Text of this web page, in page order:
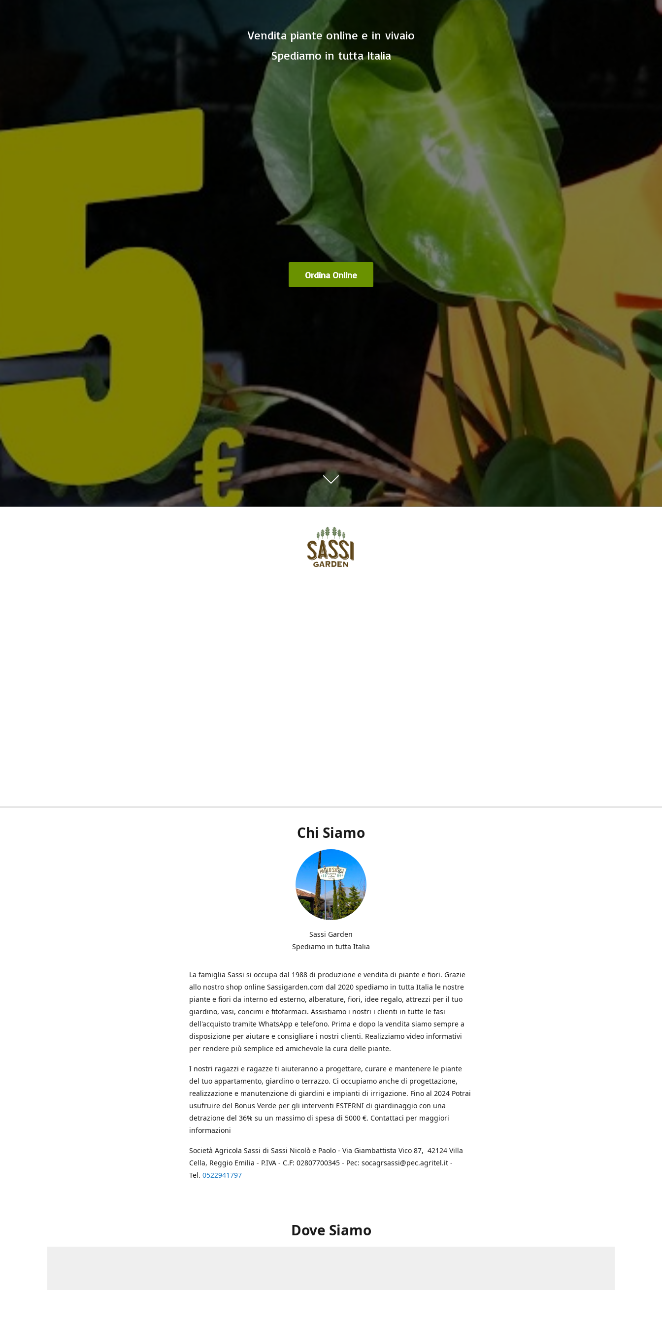
Vendita piante online e in vivaio
Spediamo in tutta Italia
Ordina Online
Chi Siamo
Sassi Garden
Spediamo in tutta Italia
La famiglia Sassi si occupa dal 1988 di produzione e vendita di piante e fiori. Grazie
allo nostro shop online Sassigarden.com dal 2020 spediamo in tutta Italia le nostre
piante e fiori da interno ed esterno, alberature, fiori, idee regalo, attrezzi per il tuo
giardino, vasi, concimi e fitofarmaci. Assistiamo i nostri i clienti in tutte le fasi
dell'acquisto tramite WhatsApp e telefono. Prima e dopo la vendita siamo sempre a
disposizione per aiutare e consigliare i nostri clienti. Realizziamo video informativi
per rendere più semplice ed amichevole la cura delle piante.
I nostri ragazzi e ragazze ti aiuteranno a progettare, curare e mantenere le piante
del tuo appartamento, giardino o terrazzo. Ci occupiamo anche di progettazione,
realizzazione e manutenzione di giardini e impianti di irrigazione. Fino al 2024 Potrai
usufruire del Bonus Verde per gli interventi ESTERNI di giardinaggio con una
detrazione del 36% su un massimo di spesa di 5000 €. Contattaci per maggiori
informazioni
Società Agricola Sassi di Sassi Nicolò e Paolo - Via Giambattista Vico 87, 42124 Villa
Cella, Reggio Emilia - P.IVA - C.F: 02807700345 - Pec: socagrsassi@pec.agritel.it -
Tel. 0522941797
Dove Siamo